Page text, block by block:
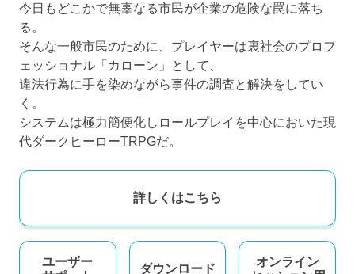
今日もどこかで無辜なる市民が企業の危険な罠に落ち
る。
そんな一般市民のために、プレイヤーは裏社会のプロフ
ェッショナル「カローン」として、
違法行為に手を染めながら事件の調査と解決をしてい
く。
システムは極力簡便化しロールプレイを中心においた現
代ダークヒーローTRPGだ。
詳しくはこちら
ユーザー
ダウンロード
オンライン